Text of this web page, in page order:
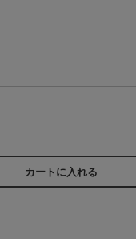
カートに入れる